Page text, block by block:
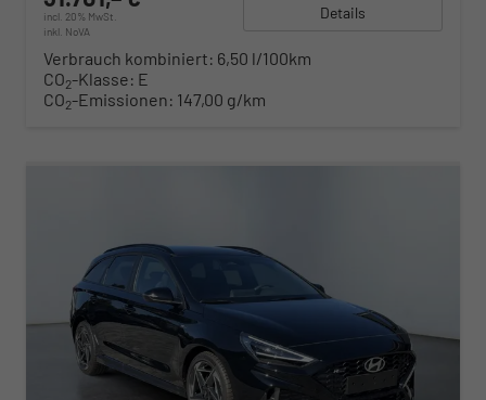
incl. 20% MwSt.
inkl. NoVA
Details
Verbrauch kombiniert: 6,50 l/100km
CO2-Klasse: E
CO2-Emissionen: 147,00 g/km